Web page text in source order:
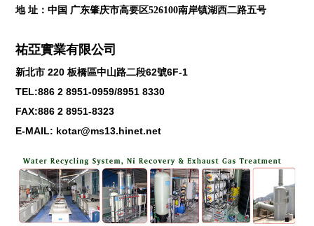
地 址：中国 广东肇庆市高要区526100南岸镇湖西二路五号
祐亞實業有限公司
新北市220 板橋區中山路二段62號6F-1
TEL:886 2 8951-0959/8951 8330
FAX:886 2 8951-8323
E-MAIL: kotar@ms13.hinet.net